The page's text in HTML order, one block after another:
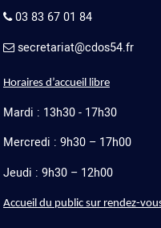
03 83 67 01 84
secretariat@cdos54.fr
Horaires d’accueil libre
Mardi : 13h30 - 17h30
Mercredi : 9h30 – 17h00
Jeudi : 9h30 – 12h00
Accueil du public sur rendez-